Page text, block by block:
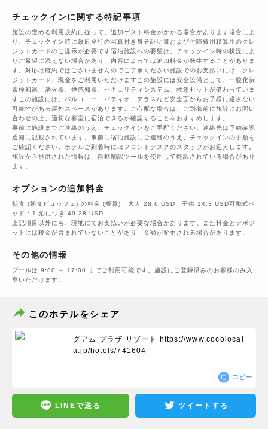
チェックインに関する特記事項
施設の定める利用規約に従って、追加ゲスト料金がかかる場合があります場合によ
り、チェックイン時に政府発行の写真付き身分証明書および付随費用精算用のクレ
ジットカードのご提示が必要です宿泊施設への要望は、チェックイン時の状況によ
りご希望に添えない場合があり、内容によっては追加料金が発生することがありま
す。対応は確約ではございませんのでご了承ください施設でのお支払いには、クレ
ジットカード、現金をご利用いただけますこの施設には安全設備として、一酸化炭
素検知器、消火器、煙感知器、セキュリティシステム、救急セットが備わっていま
すこの施設には、バルコニー、パティオ、テラスなど安全面からお子様に適さない
可能性がある屋外スペースがあります。ご心配な場合は、ご到着前に施設にお問い
合わせの上、適切な客室に宿泊できるか確認することをおすすめします。
事前に施設までご連絡のうえ、チェックインをご手配ください。連絡先は予約確認
通知に記載されています。事前に宿泊施設にご連絡のうえ、チェックインの手順を
ご確認ください。ホテルご到着時にはフロントデスクのスタッフがお迎えします。
施設から提供された情報は、自動翻訳ツールを使用して翻訳されている場合があり
ます。
オプションの追加料金
朝食 (朝食ビュッフェ) の料金 (概算) : 大人 28.6 USD、子供 14.3 USD可動式ベ
ッド : 1 泊につき 49.28 USD
上記項目以外にも、現地にてお支払いが必要な場合があります。また料金とデポジ
ットには税金が含まれていないことがあり、金額が変更される場合があります。
その他の情報
プールは 9:00 ～ 17:00 までご利用可能です。施設にご登録済みのお客様のみ入
室いただけます。
このホテルをシェア
グアム プラザ リゾート
https://www.cocolocal
a.jp/hotels/741604
コピー
LINEで送る ツイートする